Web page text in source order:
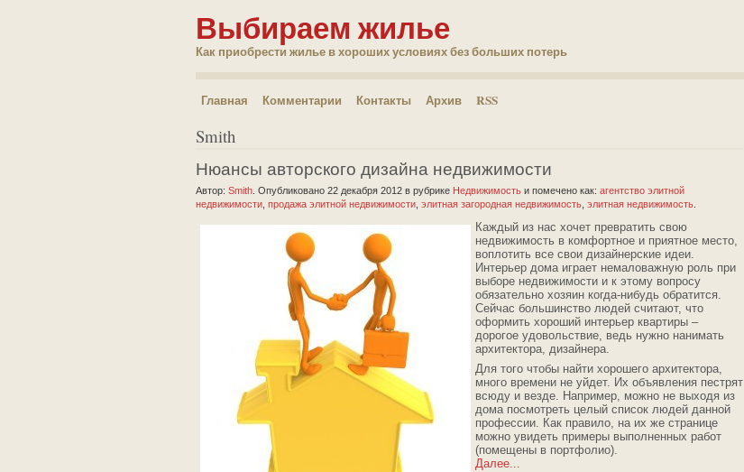
Выбираем жилье
Как приобрести жилье в хороших условиях без больших потерь
Главная Комментарии Контакты Архив RSS
Smith
Нюансы авторского дизайна недвижимости
Автор: Smith Опубликовано 22 декабря 2012 в рубрике Недвижимость и помечено как: агентство элитной
недвижимости продажа элитной недвижимости элитная загородная недвижимость элитная недвижимость
Каждый из нас хочет превратить свою
недвижимость в комфортное и приятное место,
воплотить все свои дизайнерские идеи.
Интерьер дома играет немаловажную роль при
выборе недвижимости и к этому вопросу
обязательно хозяин когда-нибудь обратится.
Сейчас большинство людей считают, что
оформить хороший интерьер квартиры –
дорогое удовольствие, ведь нужно нанимать
архитектора, дизайнера.
Для того чтобы найти хорошего архитектора,
много времени не уйдет. Их объявления пестрят
всюду и везде. Например, можно не выходя из
дома посмотреть целый список людей данной
профессии. Как правило, на их же странице
можно увидеть примеры выполненных работ
(помещены в портфолио).
Далее...